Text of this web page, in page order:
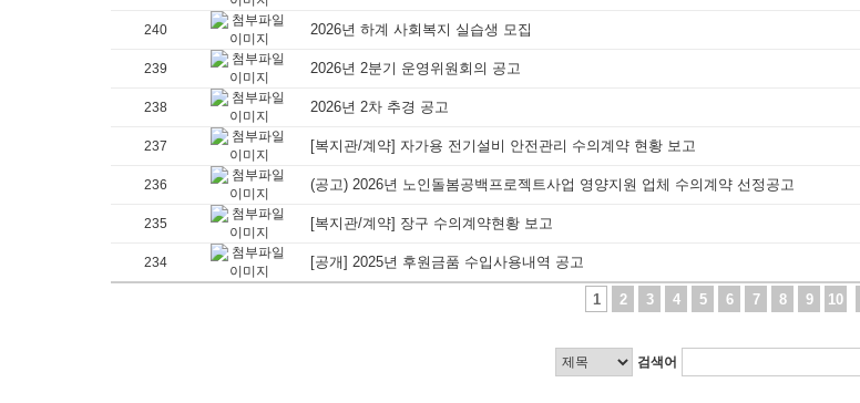
240 2026년 하계 사회복지 실습생 모집
239 2026년 2분기 운영위원회의 공고
238 2026년 2차 추경 공고
237 [복지관/계약] 자가용 전기설비 안전관리 수의계약 현황 보고
236 (공고) 2026년 노인돌봄공백프로젝트사업 영양지원 업체 수의계약 선정공고
235 [복지관/계약] 장구 수의계약현황 보고
234 [공개] 2025년 후원금품 수입사용내역 공고
1 2 3 4 5 6 7 8 9 10
검색어